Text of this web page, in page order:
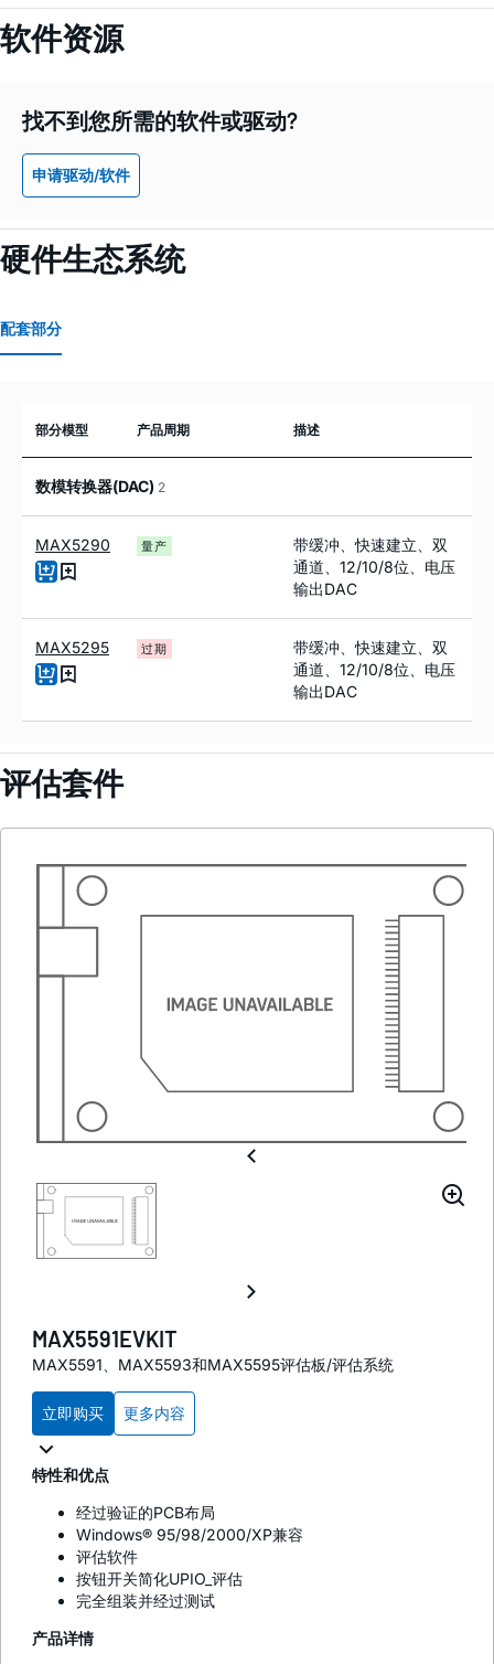
软件资源
找不到您所需的软件或驱动?
申请驱动/软件
硬件生态系统
配套部分
部分模型 产品周期 描述
数模转换器(DAC) 2
MAX5290 量产
带缓冲、快速建立、双
通道、12/10/8位、电压
输出DAC
MAX5295 过期
带缓冲、快速建立、双
通道、12/10/8位、电压
输出DAC
评估套件
MAX5591EVKIT
MAX5591、MAX5593和MAX5595评估板/评估系统
立即购买 更多内容
特性和优点
经过验证的PCB布局
Windows® 95/98/2000/XP兼容
评估软件
按钮开关简化UPIO_评估
完全组装并经过测试
产品详情